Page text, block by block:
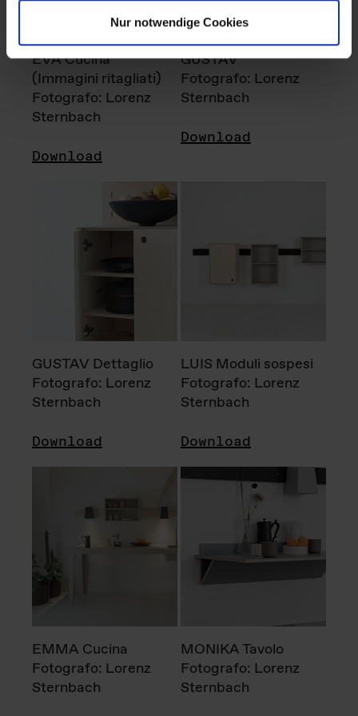
Nur notwendige Cookies
EVA Cucina
(Immagini ritagliati)
Fotografo: Lorenz
Sternbach
Download
GUSTAV
Fotografo: Lorenz
Sternbach
Download
GUSTAV Dettaglio
Fotografo: Lorenz
Sternbach
Download
LUIS Moduli sospesi
Fotografo: Lorenz
Sternbach
Download
EMMA Cucina
Fotografo: Lorenz
Sternbach
MONIKA Tavolo
Fotografo: Lorenz
Sternbach